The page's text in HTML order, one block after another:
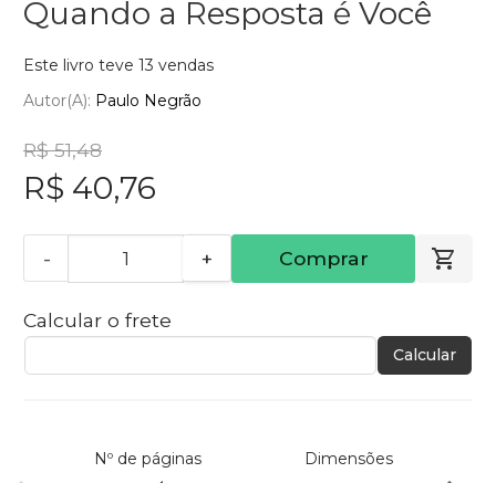
Quando a Resposta é Você
Este livro teve 13 vendas
Autor(a): Paulo Negrão
R$ 51,48
R$ 40,76
- + Comprar
Calcular o frete
Calcular
Nº de páginas Dimensões